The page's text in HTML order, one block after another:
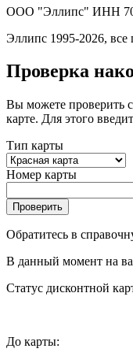
ООО "Эллипс" ИНН
Эллипс 1995-2026,
Проверка
Вы можете проверить
карте. Для этого
Тип карты
Номер карты
Проверить
Обратитесь в
В данный момент на
Статус дисконтной
До карты: